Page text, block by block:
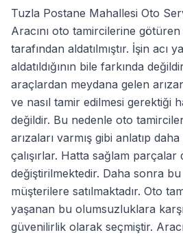
Tuzla Postane Mahallesi Oto
Aracını oto tamircilerine
tarafından aldatılmıştır. İşin acı
aldatıldığının bile farkında
araçlardan meydana gelen
ve nasıl tamir edilmesi gerektiği
değildir. Bu nedenle oto
arızaları varmış gibi anlatıp
çalışırlar. Hatta sağlam parçalar
değiştirilmektedir. Daha sonra
müşterilere satılmaktadır. Oto
yaşanan bu olumsuzluklara
güvenilirlik olarak seçmiştir.